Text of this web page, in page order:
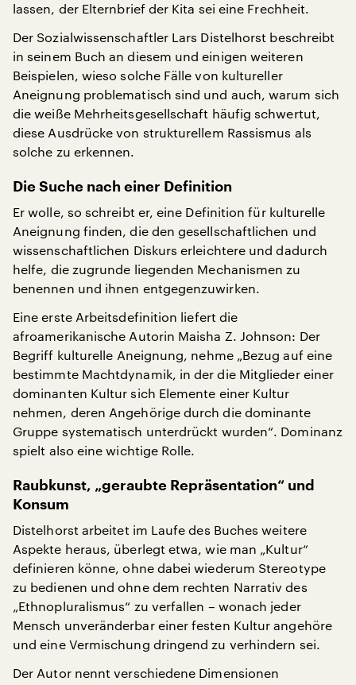
lassen, der Elternbrief der Kita sei eine Frechheit.
Der Sozialwissenschaftler Lars Distelhorst beschreibt
in seinem Buch an diesem und einigen weiteren
Beispielen, wieso solche Fälle von kultureller
Aneignung problematisch sind und auch, warum sich
die weiße Mehrheitsgesellschaft häufig schwertut,
diese Ausdrücke von strukturellem Rassismus als
solche zu erkennen.
Die Suche nach einer Definition
Er wolle, so schreibt er, eine Definition für kulturelle
Aneignung finden, die den gesellschaftlichen und
wissenschaftlichen Diskurs erleichtere und dadurch
helfe, die zugrunde liegenden Mechanismen zu
benennen und ihnen entgegenzuwirken.
Eine erste Arbeitsdefinition liefert die
afroamerikanische Autorin Maisha Z. Johnson: Der
Begriff kulturelle Aneignung, nehme „Bezug auf eine
bestimmte Machtdynamik, in der die Mitglieder einer
dominanten Kultur sich Elemente einer Kultur
nehmen, deren Angehörige durch die dominante
Gruppe systematisch unterdrückt wurden“. Dominanz
spielt also eine wichtige Rolle.
Raubkunst, „geraubte Repräsentation“ und
Konsum
Distelhorst arbeitet im Laufe des Buches weitere
Aspekte heraus, überlegt etwa, wie man „Kultur“
definieren könne, ohne dabei wiederum Stereotype
zu bedienen und ohne dem rechten Narrativ des
„Ethnopluralismus“ zu verfallen – wonach jeder
Mensch unveränderbar einer festen Kultur angehöre
und eine Vermischung dringend zu verhindern sei.
Der Autor nennt verschiedene Dimensionen